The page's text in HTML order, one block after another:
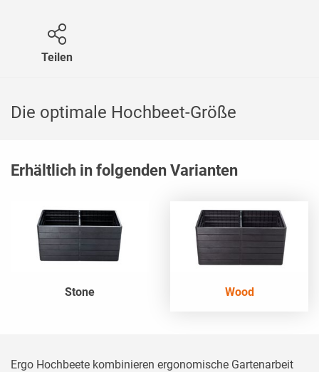
Teilen
Die optimale Hochbeet-Größe
Erhältlich in folgenden Varianten
Stone Wood
Ergo Hochbeete kombinieren ergonomische Gartenarbeit